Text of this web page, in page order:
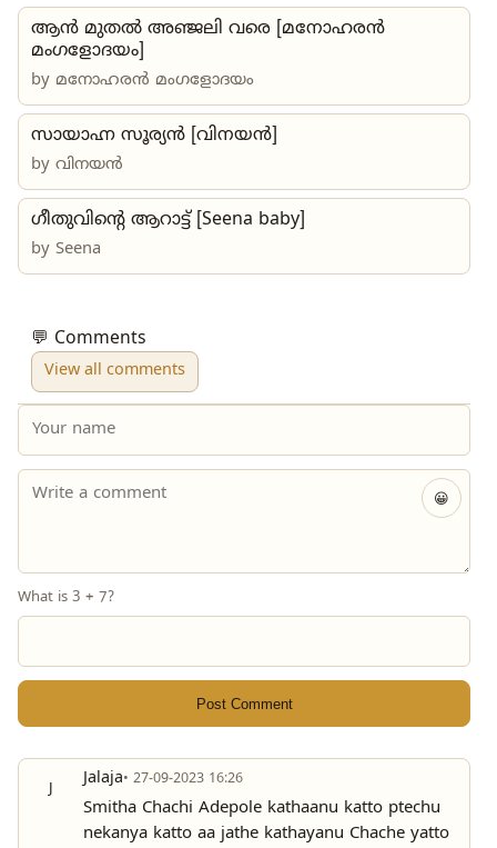
ആൻ മുതൽ അഞ്ജലി വരെ [മനോഹരൻ
മംഗളോദയം]
by മനോഹരൻ മംഗളോദയം
സായാഹ്ന സൂര്യൻ [വിനയൻ]
by വിനയൻ
ഗീതുവിന്റെ ആറാട്ട് [Seena baby]
by Seena
💬 Comments
View all comments
😀
What is 3 + 7?
Post Comment
Jalaja• 27-09-2023 16:26
Smitha Chachi Adepole kathaanu katto ptechu
nekanya katto aa jathe kathayanu Chache yatto